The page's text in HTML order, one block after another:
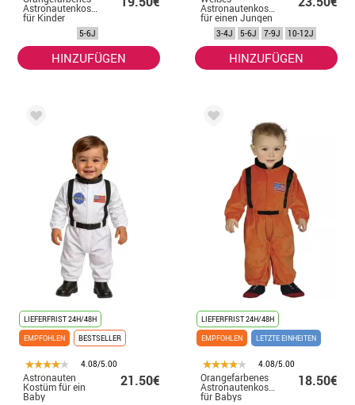
Astronautenkostüm
für Kinder
5-6J
HINZUFÜGEN
Astronautenkostüm
für einen Jungen
3-4J 5-6J 7-9J 10-12J
HINZUFÜGEN
LIEFERFRIST 24H/48H
EMPFOHLEN
BESTSELLER
4.08/5.00
Astronauten
Kostüm für ein
Baby
21.50€
LIEFERFRIST 24H/48H
EMPFOHLEN
LETZTE EINHEITEN
4.08/5.00
Orangefarbenes
Astronautenkostüm
für Babys
18.50€